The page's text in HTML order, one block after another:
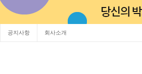
공지사항 회사소개